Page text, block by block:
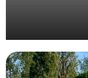
Voyage